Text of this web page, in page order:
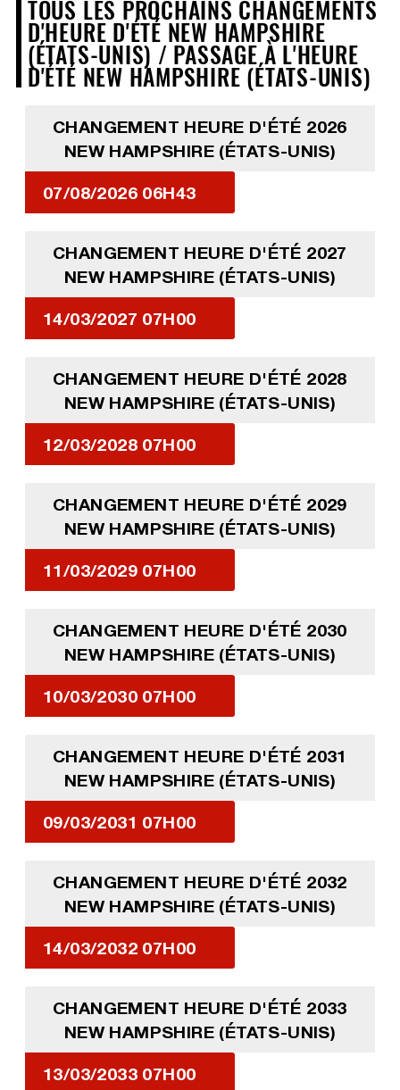
TOUS LES PROCHAINS CHANGEMENTS
D'HEURE D'ÉTÉ NEW HAMPSHIRE
(ÉTATS-UNIS) / PASSAGE À L'HEURE
D'ÉTÉ NEW HAMPSHIRE (ÉTATS-UNIS)
CHANGEMENT HEURE D'ÉTÉ 2026
NEW HAMPSHIRE (ÉTATS-UNIS)
07/08/2026 06H43
CHANGEMENT HEURE D'ÉTÉ 2027
NEW HAMPSHIRE (ÉTATS-UNIS)
14/03/2027 07H00
CHANGEMENT HEURE D'ÉTÉ 2028
NEW HAMPSHIRE (ÉTATS-UNIS)
12/03/2028 07H00
CHANGEMENT HEURE D'ÉTÉ 2029
NEW HAMPSHIRE (ÉTATS-UNIS)
11/03/2029 07H00
CHANGEMENT HEURE D'ÉTÉ 2030
NEW HAMPSHIRE (ÉTATS-UNIS)
10/03/2030 07H00
CHANGEMENT HEURE D'ÉTÉ 2031
NEW HAMPSHIRE (ÉTATS-UNIS)
09/03/2031 07H00
CHANGEMENT HEURE D'ÉTÉ 2032
NEW HAMPSHIRE (ÉTATS-UNIS)
14/03/2032 07H00
CHANGEMENT HEURE D'ÉTÉ 2033
NEW HAMPSHIRE (ÉTATS-UNIS)
13/03/2033 07H00